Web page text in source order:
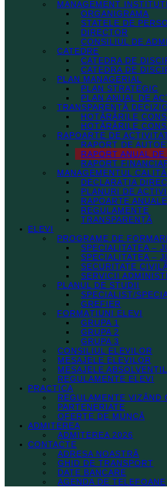
MANAGEMENT
ORGANIGRAMA
STATELE DE
DIRECTOR
CONSILIUL DE
CATEDRE
CATEDRA DE
CATEDRA DE
PLAN MANAGERIAL
PLAN STRATEGIC
PLAN ANUAL DE
TRANSPARENȚĂ
HOTĂRÂRILE
HOTĂRÂRILE
RAPOARTE DE
RAPORT DE
RAPORT ANUAL
RAPORT
MANAGEMENTUL
DECLARAȚIA
PLANURI DE
RAPOARTE
REGULAMENTE
TRANSPARENȚĂ
ELEVI
PROGRAME DE
SPECIALITATEA –
SPECIALITATEA –
SECURITATE
SERVICII
PLANUL DE STUDII
SPECIALIST/
GREFIER
FORMAȚIUNI ELEVI
GRUPA 1
GRUPA 2
GRUPA 3
CONSILIUL ELEVILOR
MESAJELE ELEVILOR
MESAJELE
REGULAMENTE ELEVI
PRACTICA
REGULAMENTE VIZÂND
PARTENERIATE
OFERTE DE MUNCĂ
ADMITEREA
ADMITEREA 2026
CONTACTE
ADRESA NOASTRĂ
GHID DE TRANSPORT
DATE BANCARE
AGENDA DE TELEFOANE